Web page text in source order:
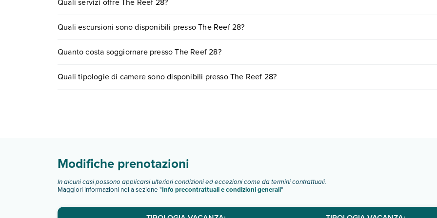
Scopri tutti i dettagli nel paragrafo dedicato "Info e descrizione
Quali escursioni sono disponibili presso The Reef 28?
0721.17231 oprenotando un appuntamento.
Quanto costa soggiornare presso The Reef 28?
partire.
Quali tipologie di camere sono disponibili presso The Reef 28?
Modifiche prenotazioni
In alcuni casi possono applicarsi ulteriori condizioni ed eccezioni come da termini contrattuali.
Maggiori informazioni nella sezione "Info precontrattuali e condizioni generali"